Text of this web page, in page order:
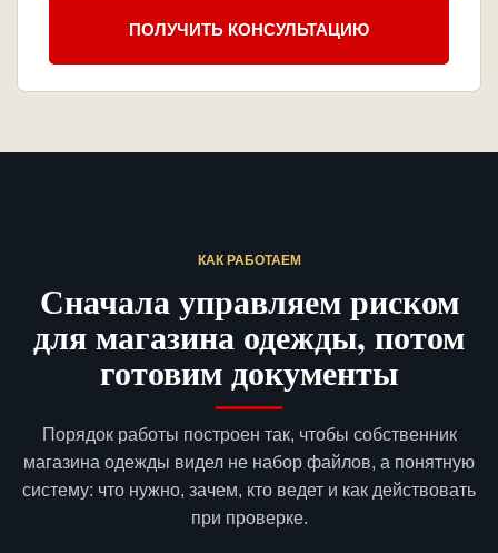
ПОЛУЧИТЬ КОНСУЛЬТАЦИЮ
КАК РАБОТАЕМ
Сначала управляем риском
для магазина одежды, потом
готовим документы
Порядок работы построен так, чтобы собственник
магазина одежды видел не набор файлов, а понятную
систему: что нужно, зачем, кто ведет и как действовать
при проверке.